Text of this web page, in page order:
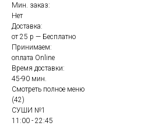
Мин. заказ:
Нет
Доставка:
от 25 р — Бесплатно
Принимаем:
оплата Online
Время доставки:
45-90 мин.
Смотреть полное меню
(42)
СУШИ №1
11:00 - 22:45